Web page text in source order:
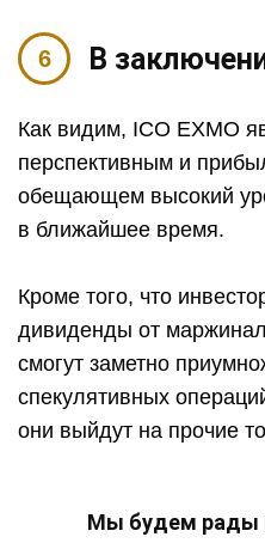
В
Как видим, ICO EXMO
перспективным и
обещающем высокий
в ближайшее время.
Кроме того, что
дивиденды от
смогут заметно
спекулятивных
они выйдут на прочие
Мы будем рады